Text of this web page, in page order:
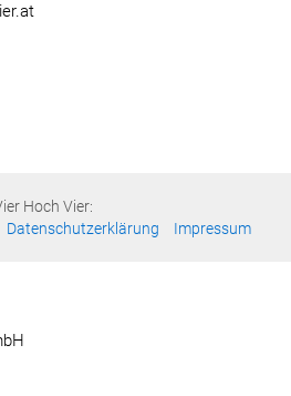
Hoch Vier:
Datenschutzerklärung Impressum